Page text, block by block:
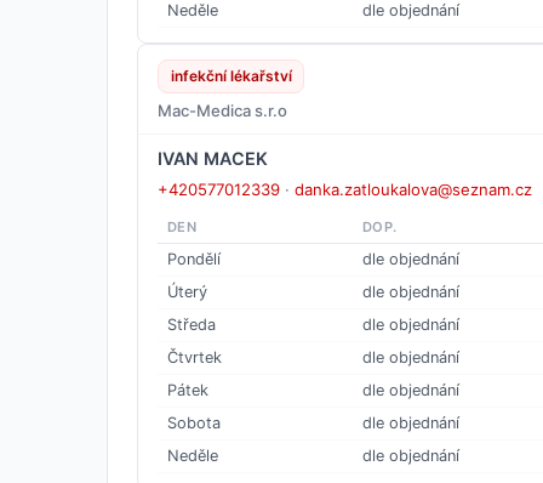
Neděle dle objednání
infekční lékařství
Mac-Medica s.r.o
IVAN MACEK
+420577012339 · danka.zatloukalova@seznam.cz
DEN DOP.
Pondělí
dle objednání
Úterý
dle objednání
Středa
dle objednání
Čtvrtek
dle objednání
Pátek
dle objednání
Sobota
dle objednání
Neděle
dle objednání